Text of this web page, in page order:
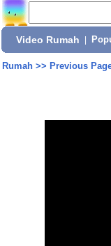
Video Rumah
Rumah>> Previous